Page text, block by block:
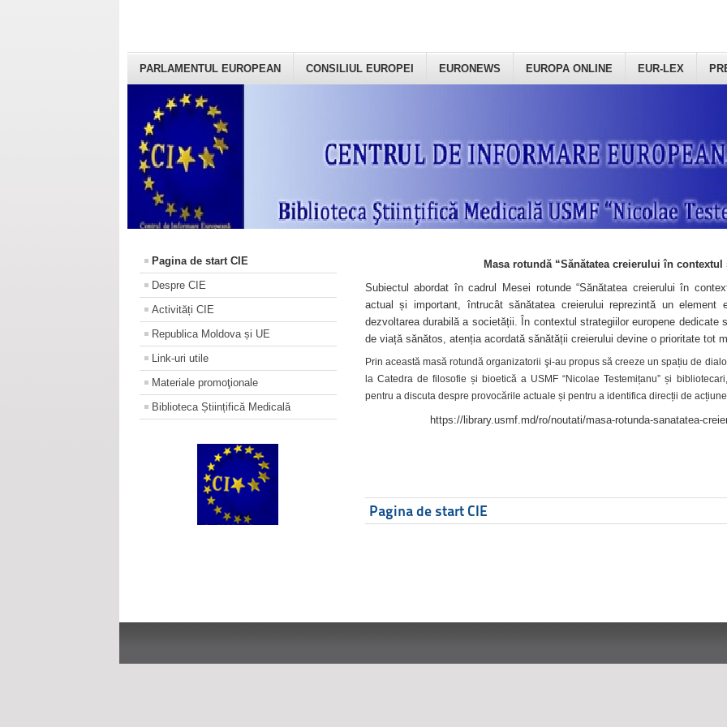
PARLAMENTUL EUROPEAN CONSILIUL EUROPEI EURONEWS EUROPA ONLINE EUR-LEX
Pagina de start CIE
Despre CIE
Activități CIE
Republica Moldova și UE
Link-uri utile
Materiale promoţionale
Biblioteca Științifică Medicală
Masa rotundă “Sănătatea creierului în
Subiectul abordat în cadrul Mesei rotunde “Sănătatea creierului în
actual și important, întrucât sănătatea creierului reprezintă un element
dezvoltarea durabilă a societății. În contextul strategiilor europene
de viață sănătos, atenția acordată sănătății creierului devine o prioritate tot
Prin această masă rotundă organizatorii şi-au propus să creeze un spațiu de
la Catedra de filosofie și bioetică a USMF “Nicolae Testemițanu” și
pentru a discuta despre provocările actuale și pentru a identifica direcții de
https://library.usmf.md/ro/noutati/masa-rotunda-sanatatea-
Pagina de start CIE